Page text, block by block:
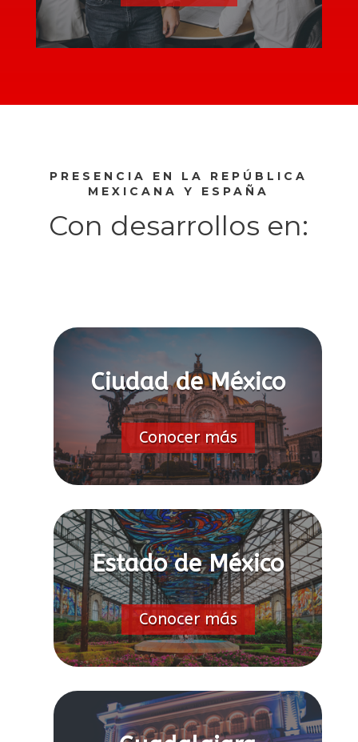
PRESENCIA EN LA REPÚBLICA
MEXICANA Y ESPAÑA
Con desarrollos en:
Ciudad de México
Conocer más
Estado de México
Conocer más